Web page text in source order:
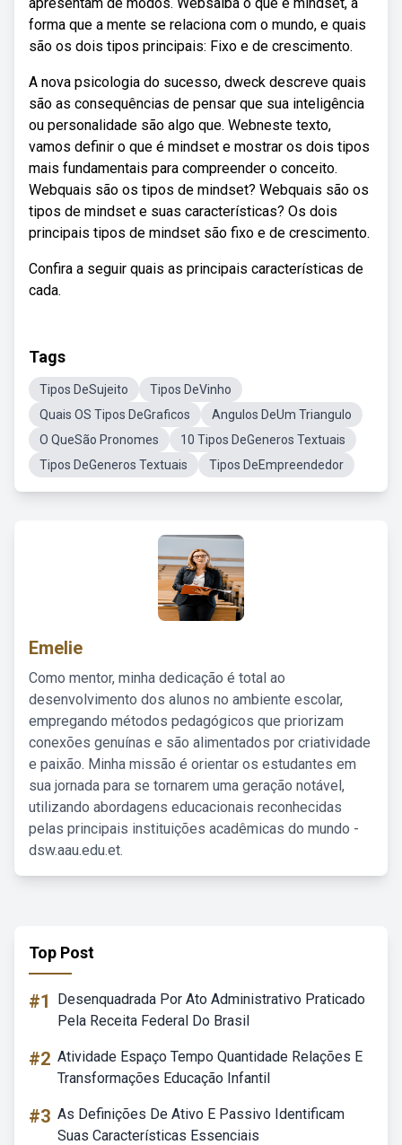
forma que a mente se relaciona com o mundo, e quais
são os dois tipos principais: Fixo e de crescimento.
A nova psicologia do sucesso, dweck descreve quais
são as consequências de pensar que sua inteligência
ou personalidade são algo que. Webneste texto,
vamos definir o que é mindset e mostrar os dois tipos
mais fundamentais para compreender o conceito.
Webquais são os tipos de mindset? Webquais são os
tipos de mindset e suas características? Os dois
principais tipos de mindset são fixo e de crescimento.
Confira a seguir quais as principais características de
cada.
Tags
Tipos DeSujeito
Tipos DeVinho
Quais OS Tipos DeGraficos
Angulos DeUm Triangulo
O QueSão Pronomes
10 Tipos DeGeneros Textuais
Tipos DeGeneros Textuais
Tipos DeEmpreendedor
Emelie
Como mentor, minha dedicação é total ao
desenvolvimento dos alunos no ambiente escolar,
empregando métodos pedagógicos que priorizam
conexões genuínas e são alimentados por criatividade
e paixão. Minha missão é orientar os estudantes em
sua jornada para se tornarem uma geração notável,
utilizando abordagens educacionais reconhecidas
pelas principais instituições acadêmicas do mundo -
dsw.aau.edu.et.
Top Post
#1
Desenquadrada Por Ato Administrativo Praticado
Pela Receita Federal Do Brasil
#2 Atividade Espaço Tempo Quantidade Relações E
Transformações Educação Infantil
#3 As Definições De Ativo E Passivo Identificam
Suas Características Essenciais